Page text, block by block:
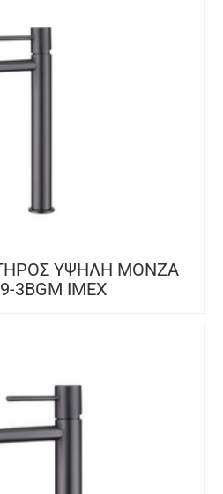
ΥΨΗΛΗ MONZA
3BGM IMEX